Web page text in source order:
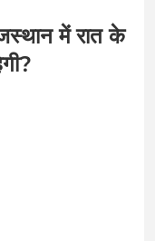
में रात के